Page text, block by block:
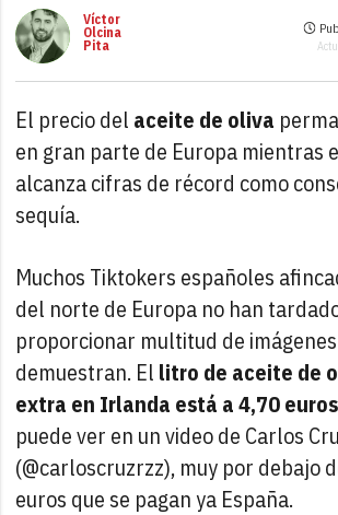
Víctor
Olcina
Pita
El precio del aceite de oliva
en gran parte de Europa mientras
alcanza cifras de récord como
sequía.
Muchos Tiktokers españoles
del norte de Europa no han
proporcionar multitud de
demuestran. El litro de aceite de
extra en Irlanda está a 4,70 euros
puede ver en un video de Carlos
(@carloscruzrzz), muy por debajo
euros que se pagan ya España.